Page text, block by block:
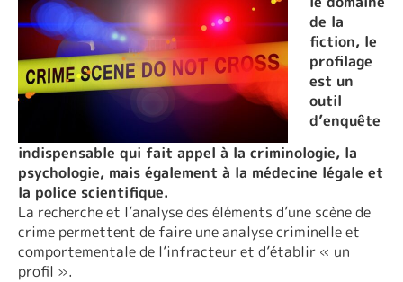
de la
fiction, le
profilage
est un
outil
d’enquête
indispensable qui fait appel à la criminologie, la
psychologie, mais également à la médecine légale et
la police scientifique.
La recherche et l’analyse des éléments d’une scène de
crime permettent de faire une analyse criminelle et
comportementale de l’infracteur et d’établir « un
profil ».